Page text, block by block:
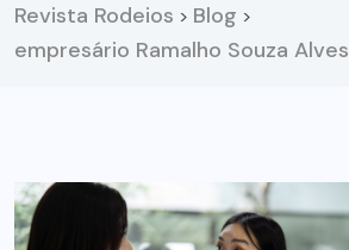
Revista Rodeios > Blog >
empresário Ramalho Souza Alves